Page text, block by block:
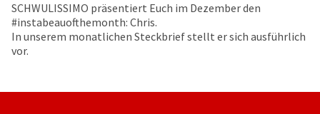
SCHWULISSIMO präsentiert Euch im Dezember den
#instabeauofthemonth: Chris.
In unserem monatlichen Steckbrief stellt er sich ausführlich
vor.